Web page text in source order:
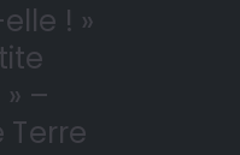
! »
–
Terre